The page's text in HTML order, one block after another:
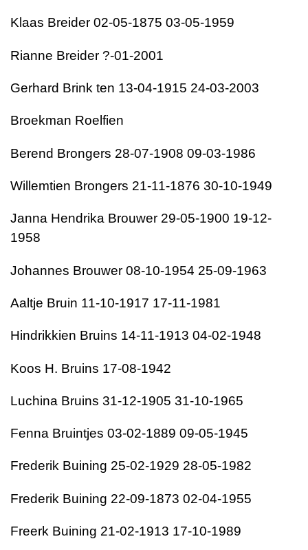
Klaas Breider 02-05-1875 03-05-1959
Rianne Breider ?-01-2001
Gerhard Brink ten 13-04-1915 24-03-2003
Broekman Roelfien
Berend Brongers 28-07-1908 09-03-1986
Willemtien Brongers 21-11-1876 30-10-1949
Janna Hendrika Brouwer 29-05-1900 19-12-
1958
Johannes Brouwer 08-10-1954 25-09-1963
Aaltje Bruin 11-10-1917 17-11-1981
Hindrikkien Bruins 14-11-1913 04-02-1948
Koos H. Bruins 17-08-1942
Luchina Bruins 31-12-1905 31-10-1965
Fenna Bruintjes 03-02-1889 09-05-1945
Frederik Buining 25-02-1929 28-05-1982
Frederik Buining 22-09-1873 02-04-1955
Freerk Buining 21-02-1913 17-10-1989